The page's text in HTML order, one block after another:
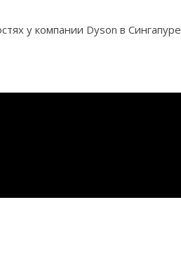
у компании Dyson в Сингапуре